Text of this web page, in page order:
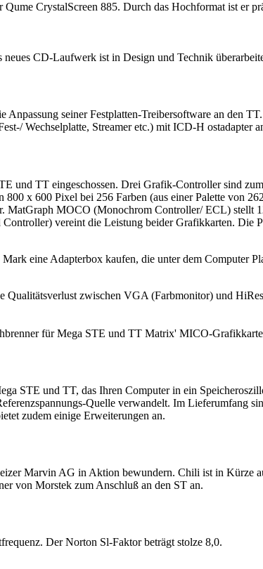
CrystalScreen 885. Durch das Hochformat ist er
neues CD-Laufwerk ist in Design und Technik
Anpassung seiner Festplatten-Treibersoftware an den
Wechselplatte, Streamer etc.) mit ICD-H ostadapter
und TT eingeschossen. Drei Grafik-Controller sind
x 600 Pixel bei 256 Farben (aus einer Palette von
MOCO (Monochrom Controller/ ECL) stellt
vereint die Leistung beider Grafikkarten.
eine Adapterbox kaufen, die unter dem Computer
Qualitätsverlust zwischen VGA (Farbmonitor) und
für Mega STE und TT Matrix' MICO-Grafikkarte
STE und TT, das Ihren Computer in ein
Quelle verwandelt. Im Lieferumfang
zudem einige Erweiterungen an.
Marvin AG in Aktion bewundern. Chili ist in Kürze
von Morstek zum Anschluß an den ST an.
Der Norton Sl-Faktor beträgt stolze 8,0.